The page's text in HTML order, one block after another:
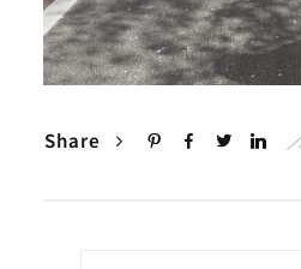
Share